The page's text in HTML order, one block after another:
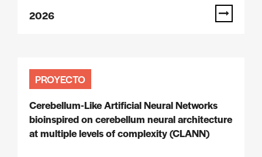
2026
PROYECTO
Cerebellum-Like Artificial Neural Networks
bioinspired on cerebellum neural architecture
at multiple levels of complexity (CLANN)